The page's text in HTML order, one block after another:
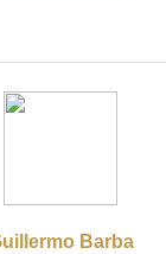
Barba